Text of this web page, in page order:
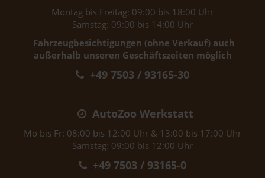
Montag bis Freitag: 09:00 bis 18:00 Uhr
Samstag: 09:00 bis 14:00 Uhr
Fahrzeugbesichtigungen (ohne Verkauf) auch
außerhalb unseren Geschäftszeiten möglich
+49 7503 / 93165-30
AutoZoo Werkstatt
Mo bis Fr: 08:00 bis 12:00 Uhr & 13:00 bis 17:00 Uhr
Samstag: 09:00 bis 12:00 Uhr
+49 7503 / 93165-0